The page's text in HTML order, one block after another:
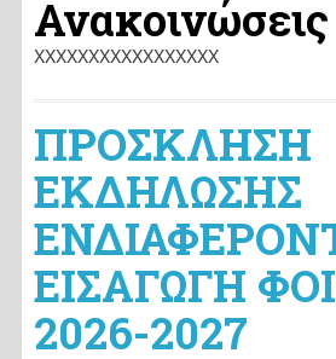
Ανακοινώσεις
ΧΧΧΧΧΧΧΧΧΧΧΧΧΧΧΧΧ
ΠΡΟΣΚΛΗΣΗ
ΕΚΔΗΛΩΣΗΣ
ΕΙΣΑΓΩΓΗ
2026-2027